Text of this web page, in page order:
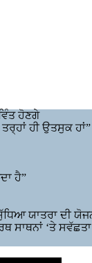
ਹੋਣਗੇ
ਹੀ ਉਤਸੁਕ ਹਾਂ”
ਹੈ”
ਯਾਤਰਾ ਦੀ
‘ਤੇ